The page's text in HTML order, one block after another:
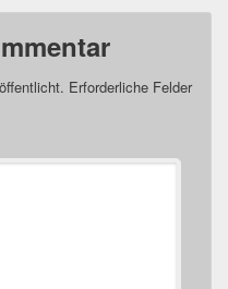
Erforderliche Felder